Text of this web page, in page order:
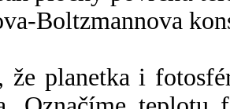
Boltzmannova
že planetka i